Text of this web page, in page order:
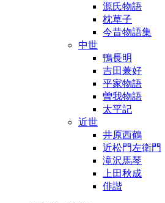
源氏物語
枕草子
今昔物語集
中世
鴨長明
吉田兼好
平家物語
曽我物語
太平記
近世
井原西鶴
近松門左衛門
滝沢馬琴
上田秋成
俳諧